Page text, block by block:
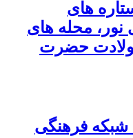
های
نور، محله های
ولادت حضرت
شبکه فرهنگی